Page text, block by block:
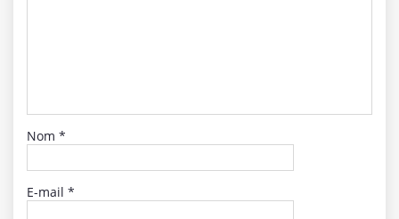
Nom *
E-mail *